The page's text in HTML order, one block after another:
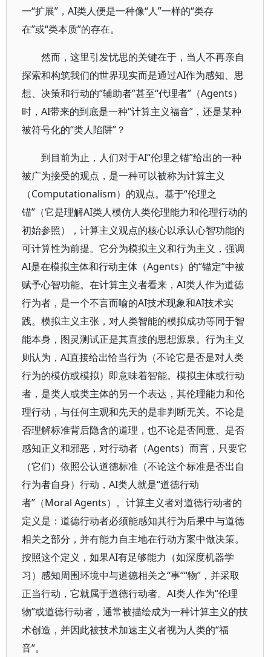
一“扩展”，AI类人便是一种像“人”一样的“类存
在”或“类本质”的存在。
然而，这里引发忧思的关键在于，当人不再亲自
探索和构筑我们的世界现实而是通过AI作为感知、思
想、决策和行动的“辅助者”甚至“代理者”（Agents）
时，AI带来的到底是一种“计算主义福音”，还是某种
被符号化的“类人陷阱”？
到目前为止，人们对于AI“伦理之锚”给出的一种
被广为接受的观点，是一种可以被称为计算主义
（Computationalism）的观点。基于“伦理之
锚”（它是理解AI类人模仿人类伦理能力和伦理行动的
初始参照），计算主义观点的核心以承认心智功能的
可计算性为前提。它分为模拟主义和行为主义，强调
AI是在模拟主体和行动主体（Agents）的“锚定”中被
赋予心智功能。在计算主义者看来，AI类人作为道德
行为者，是一个不言而喻的AI技术现象和AI技术实
践。模拟主义主张，对人类智能的模拟成功等同于智
能本身，图灵测试正是其直接的思想源泉。行为主义
则认为，AI直接给出恰当行为（不论它是否是对人类
行为的模仿或模拟）即意味着智能。模拟主体或行动
者，是类人或类主体的另一个表达，其伦理能力和伦
理行动，与任何主观和先天的是非判断无关。不论是
否理解标准背后隐含的道理，也不论是否同意、是否
感知正义和邪恶，对行动者（Agents）而言，只要它
（它们）依照公认道德标准（不论这个标准是否出自
行为者自身）行动，AI类人就是“道德行动
者”（Moral Agents）。计算主义者对道德行动者的
定义是：道德行动者必须能感知其行为后果中与道德
相关之部分，并有能力自主地在行动方案中做决策。
按照这个定义，如果AI有足够能力（如深度机器学
习）感知周围环境中与道德相关之“事”“物”，并采取
正当行动，它就属于道德行动者。AI类人作为“伦理
物”或道德行动者，通常被描绘成为一种计算主义的技
术创造，并因此被技术加速主义者视为人类的“福
音”。